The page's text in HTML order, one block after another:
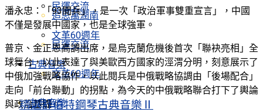
民運交流
文革60週年
古典音樂
精選舒伯特鋼琴古典音樂Ⅱ
追思萬潤南
民運交流
文革60週年
古典音樂
潘永忠：「93閱兵」，是一次「政治軍事雙重宣言」，中國
不僅是發展中國家，也是全球強軍。
普京、金正恩高調出席，是烏克蘭危機後首次「聯袂亮相」全
球舞台，以此表達了與美歐西方國家的涇渭分明，刻意展示了
中俄加強戰略協作，以此閱兵是中俄戰略協調由「後場配合」
走向「前台聯動」的拐點，為今天的中俄戰略聯合打下了輿論
與政治基礎。